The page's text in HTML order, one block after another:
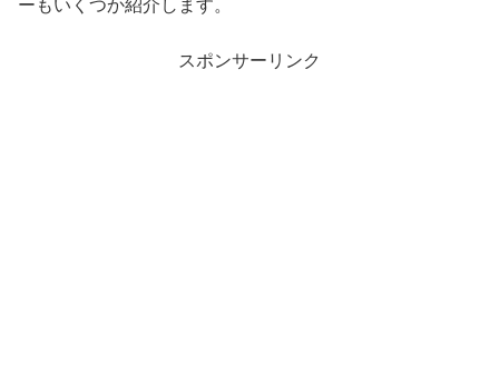
ーもいくつか紹介します。
スポンサーリンク